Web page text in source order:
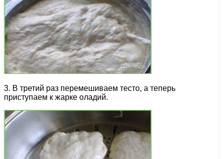
3. В третий раз перемешиваем тесто, а теперь
приступаем к жарке оладий.